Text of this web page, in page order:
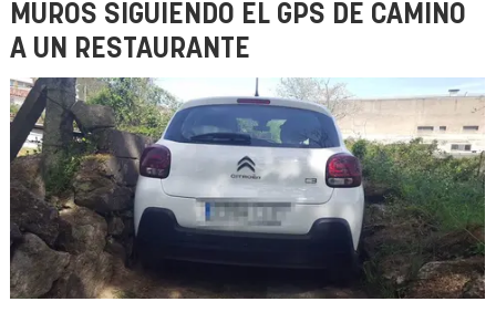
MUROS SIGUIENDO EL GPS DE CAMINO
A UN RESTAURANTE